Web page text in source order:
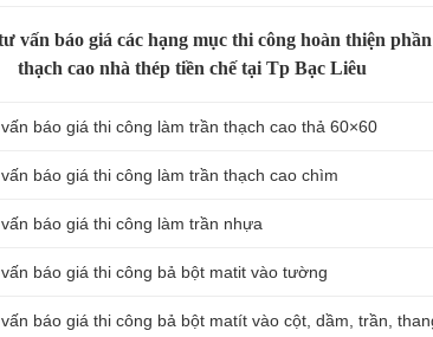
vấn báo giá các hạng mục thi công hoàn thiện
thạch cao nhà thép tiền chế tại Tp Bạc Liêu
báo giá thi công làm trần thạch cao thả 60×60
báo giá thi công làm trần thạch cao chìm
báo giá thi công làm trần nhựa
báo giá thi công bả bột matit vào tường
báo giá thi công bả bột matít vào cột, dầm, trần,